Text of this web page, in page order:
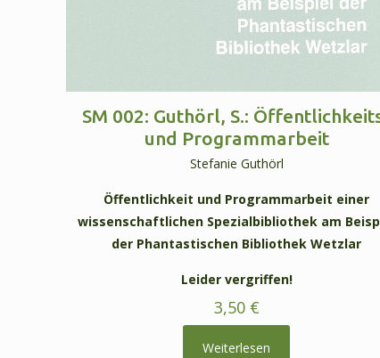
SM 002: Guthörl, S.:
und Programmarbeit
Stefanie Guthörl
Öffentlichkeit und Programmarbeit einer
wissenschaftlichen Spezialbibliothek am
der Phantastischen Bibliothek Wetzlar
Leider vergriffen!
3,50 €
Weiterlesen